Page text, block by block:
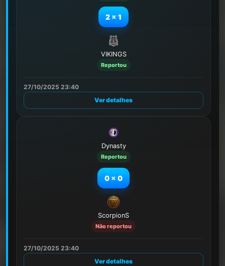
2 x 1
VIKINGS
Reportou
27/10/2025 23:40
Ver detalhes
Dynasty
Reportou
0 x 0
ScorpionS
Não reportou
27/10/2025 23:40
Ver detalhes